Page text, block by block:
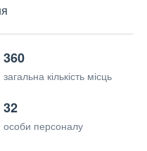
360
загальна кількість місць
32
особи персоналу